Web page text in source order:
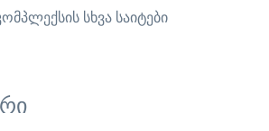
სხვა საიტები